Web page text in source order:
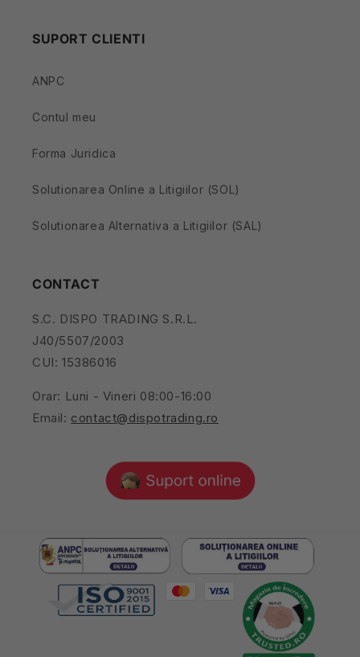
SUPORT CLIENTI
ANPC
Contul meu
Forma Juridica
Solutionarea Online a Litigiilor (SOL)
Solutionarea Alternativa a Litigiilor (SAL)
CONTACT
S.C. DISPO TRADING S.R.L.
J40/5507/2003
CUI: 15386016
Orar: Luni - Vineri 08:00-16:00
Email: contact@dispotrading.ro